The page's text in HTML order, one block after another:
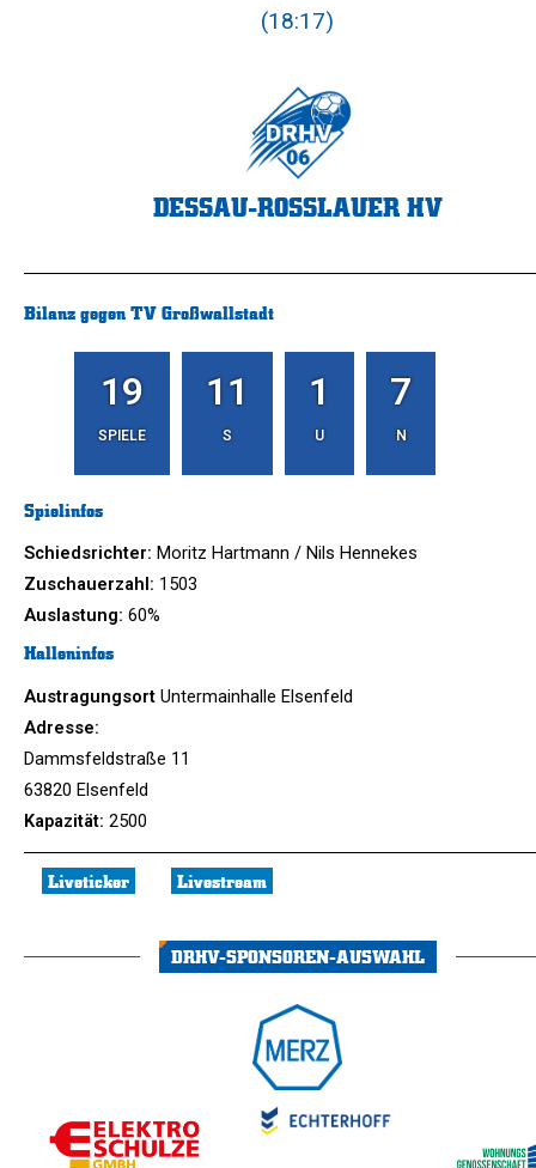
DESSAU-ROSSLAUER HV
(18:17)
Bilanz gegen TV Großwallstadt
19
SPIELE
11
S
1
U
7
N
Spielinfos
Schiedsrichter: Moritz Hartmann / Nils Hennekes
Zuschauerzahl: 1503
Auslastung: 60%
Halleninfos
Austragungsort Untermainhalle Elsenfeld
Adresse:
Dammsfeldstraße 11
63820 Elsenfeld
Kapazität: 2500
Liveticker Livestream
DRHV-SPONSOREN-AUSWAHL